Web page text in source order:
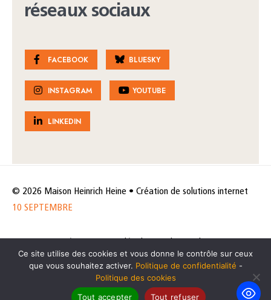
réseaux sociaux
FACEBOOK BLUESKY
INSTAGRAM YOUTUBE
LINKEDIN
© 2026 Maison Heinrich Heine • Création de solutions internet
10 SEPTEMBRE
de données
Politique des cookies
Ce site utilise des cookies et vous donne le contrôle sur ceux
que vous souhaitez activer. Politique de confidentialité -
Politique des cookies
Tout accepter
Tout refuser